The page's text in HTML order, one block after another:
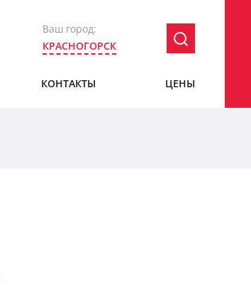
Ваш город:
КРАСНОГОРСК
КОНТАКТЫ ЦЕНЫ